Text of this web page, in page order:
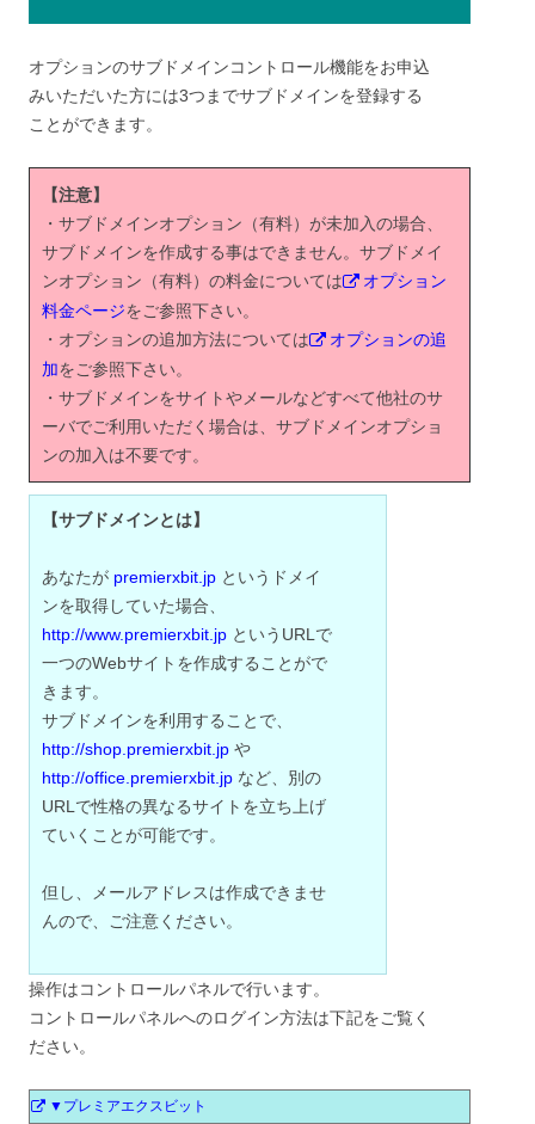
オプションのサブドメインコントロール機能をお申込
みいただいた方には3つまでサブドメインを登録する
ことができます。
【注意】
・サブドメインオプション（有料）が未加入の場合、
サブドメインを作成する事はできません。サブドメイ
ンオプション（有料）の料金については
オプション
料金ページをご参照下さい。
・オプションの追加方法については
オプションの追
加をご参照下さい。
・サブドメインをサイトやメールなどすべて他社のサ
ーバでご利用いただく場合は、サブドメインオプショ
ンの加入は不要です。
【サブドメインとは】
あなたが premierxbit.jp というドメイ
ンを取得していた場合、
http://www.premierxbit.jp というURLで
一つのWebサイトを作成することがで
きます。
サブドメインを利用することで、
http://shop.premierxbit.jp や
http://office. premierxbit.jp など、別の
URLで性格の異なるサイトを立ち上げ
ていくことが可能です。
但し、メールアドレスは作成できませ
んので、ご注意ください。
操作はコントロールパネルで行います。
コントロールパネルへのログイン方法は下記をご覧く
ださい。
▼プレミアエクスビット